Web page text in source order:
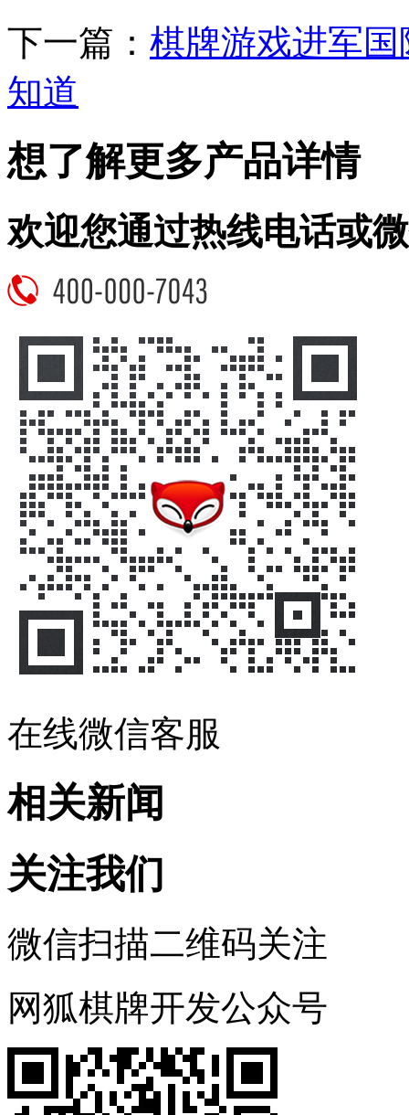
下一篇： 棋牌游戏进军
知道
想了解更多产品详情
欢迎您通过热线电话或
在线微信客服
相关新闻
关注我们
微信扫描二维码关注
网狐棋牌开发公众号